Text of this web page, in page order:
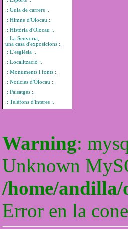
.: Guia de carrers :.
.: Himne d'Olocau :.
.: Història d'Olocau :.
.: La Senyoria,
una casa d'exposicions :.
.: L'església :.
.: Localització :.
.: Monuments i fonts :.
.: Notícies d'Olocau :.
.: Paisatges :.
.: Telèfons d'interes :.
Warning:
Unknown
/home/andilla/
Error en la